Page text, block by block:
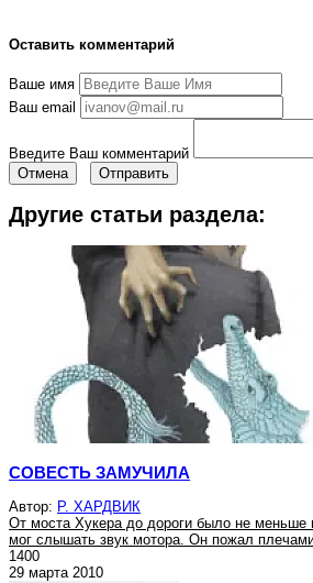
Оставить комментарий
Ваше имя
Ваш email
Введите Ваш комментарий
Отмена
Отправить
Другие статьи раздела:
СОВЕСТЬ ЗАМУЧИЛА
Автор: Р. ХАРДВИК
От моста Хукера до дороги было не
мог слышать звук мотора. Он пожал
1400
29 марта 2010